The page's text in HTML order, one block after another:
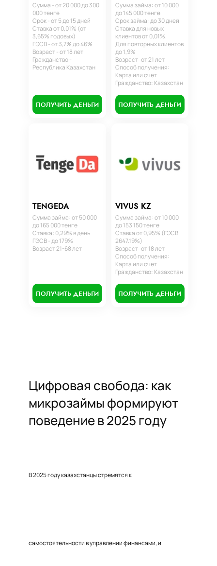
Сумма - от 20 000 до 300
000 тенге
Срок - от 5 до 15 дней
Ставка от 0,01% (от
3,65% годовых)
ГЭСВ - от 3,7% до 46%
Возраст - от 18 лет
Гражданство -
Республика Казахстан
ПОЛУЧИТЬ ДЕНЬГИ
Сумма займа: от 10 000
до 145 000 тенге
Срок займа: до 30 дней
Ставка для новых
клиентов от 0,01%.
Для повторных клиентов
до 1,9%
Возраст: от 21 лет
Способ получения:
Карта или счет
Гражданство: Казахстан
ПОЛУЧИТЬ ДЕНЬГИ
TENGEDA
Сумма займа: от 50 000
до 165 000 тенге
Ставка: 0,29% в день
ГЭСВ - до 179%
Возраст 21-68 лет
ПОЛУЧИТЬ ДЕНЬГИ
VIVUS KZ
Сумма займа: от 10 000
до 153 150 тенге
Ставка от 0,95% (ГЭСВ
2647.19%)
Возраст: от 18 лет
Способ получения:
Карта или счет
Гражданство: Казахстан
ПОЛУЧИТЬ ДЕНЬГИ
Цифровая свобода: как
микрозаймы формируют
поведение в 2025 году
В 2025 году казахстанцы стремятся к
самостоятельности в управлении финансами, и